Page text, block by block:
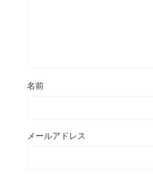
名前
メールアドレス